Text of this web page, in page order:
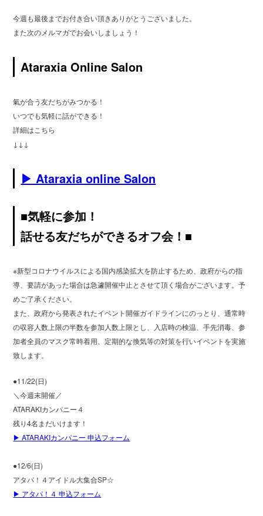
今週も最後までお付き合い頂きありがとうございました。
また次のメルマガでお会いしましょう！
Ataraxia Online Salon
氣が合う友だちがみつかる！
いつでも気軽に話ができる！
詳細はこちら
↓↓↓
▶ Ataraxia online Salon
■気軽に参加！
話せる友だちができるオフ会！■
※新型コロナウイルスによる国内感染拡大を防止するため、政府からの指
導、要請があった場合は急遽開催中止とさせて頂く場合がございます。予
めご了承ください。
また、政府から発表されたイベント開催ガイドラインにのっとり、通常時
の収容人数上限の半数を参加人数上限とし、入店時の検温、手先消毒、参
加者全員のマスク常時着用、定期的な換気等の対策を行いイベントを実施
致します。
●11/22(日)
＼今週末開催／
ATARAKIカンパニー４
残り4名まだいけます！
▶ ATARAKIカンパニー 申込フォーム
●12/6(日)
アタパ！４アイドル大集合SP☆
▶ アタパ！４ 申込フォーム